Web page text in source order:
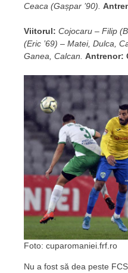
Ceaca (Gașpar ’90).
Viitorul: Cojocaru – Filip
(Eric ’69) – Matei, Dulca,
Ganea, Calcan. Antrenor:
Foto: cuparomaniei.frf.ro
Nu a fost să dea peste